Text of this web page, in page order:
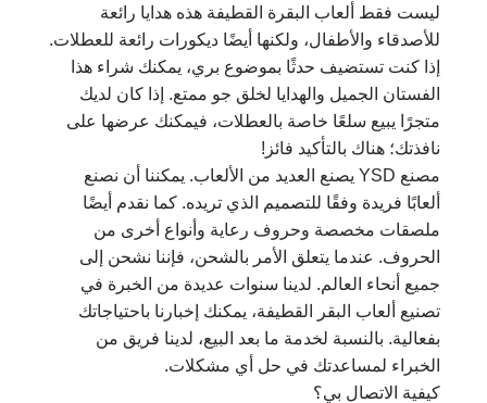
ليست فقط ألعاب البقرة القطيفة هذه هدايا رائعة
للأصدقاء والأطفال، ولكنها أيضًا ديكورات رائعة للعطلات.
إذا كنت تستضيف حدثًا بموضوع بري، يمكنك شراء هذا
الفستان الجميل والهدايا لخلق جو ممتع. إذا كان لديك
متجرًا يبيع سلعًا خاصة بالعطلات، فيمكنك عرضها على
نافذتك؛ هناك بالتأكيد فائز!
مصنع YSD يصنع العديد من الألعاب. يمكننا أن نصنع
ألعابًا فريدة وفقًا للتصميم الذي تريده. كما نقدم أيضًا
ملصقات مخصصة وحروف رعاية وأنواع أخرى من
الحروف. عندما يتعلق الأمر بالشحن، فإننا نشحن إلى
جميع أنحاء العالم. لدينا سنوات عديدة من الخبرة في
تصنيع ألعاب البقر القطيفة، يمكنك إخبارنا باحتياجاتك
بفعالية. بالنسبة لخدمة ما بعد البيع، لدينا فريق من
الخبراء لمساعدتك في حل أي مشكلات.
كيفية الاتصال بي؟